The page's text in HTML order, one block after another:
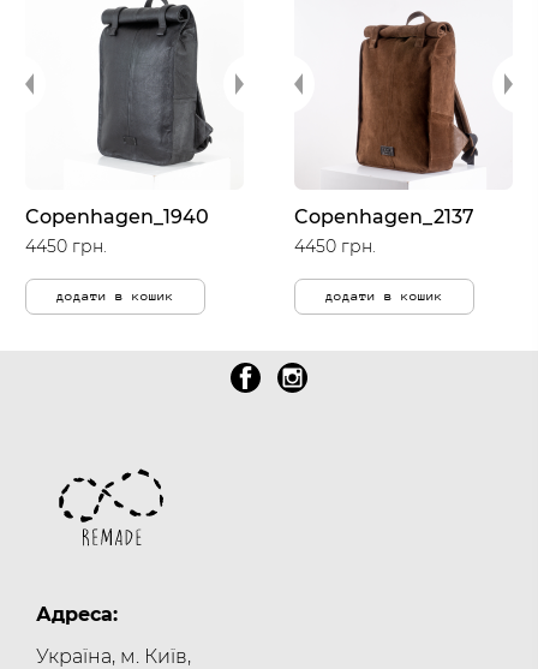
Copenhagen_1940
4450 грн.
додати в кошик
Copenhagen_2137
4450 грн.
додати в кошик
Адреса:
Україна, м. Київ,